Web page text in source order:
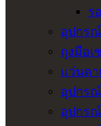
ร
อุปกร
ถุงมือเ
แว่นตา
อุปกร
อุปกรณ์